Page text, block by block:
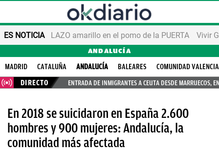
ES NOTICIA LAZO amarillo en el pomo de la PUERTA Vivir
ANDALUCÍA
MADRID CATALUÑA ANDALUCÍA BALEARES
COMUNIDAD
DIRECTO
ENTRADA DE INMIGRANTES A CEUTA DESDE MARRUECOS,
En 2018 se suicidaron en España 2.600
hombres y 900 mujeres: Andalucía, la
comunidad más afectada